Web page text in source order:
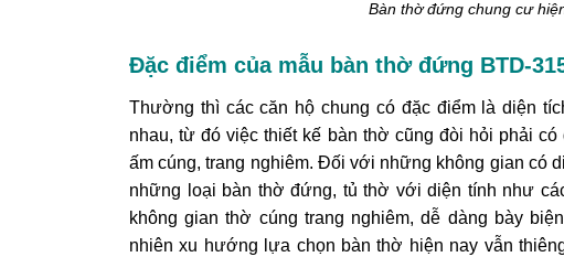
Bàn thờ đứng chung cư
Đặc điểm của mẫu bàn thờ đứng BTD-
Thường thì các căn hộ chung có đặc điểm là diện
nhau, từ đó việc thiết kế bàn thờ cũng đòi hỏi phải
ấm cúng, trang nghiêm. Đối với những không gian có
những loại bàn thờ đứng, tủ thờ với diện tính như
không gian thờ cúng trang nghiêm, dễ dàng bày
nhiên xu hướng lựa chọn bàn thờ hiện nay vẫn